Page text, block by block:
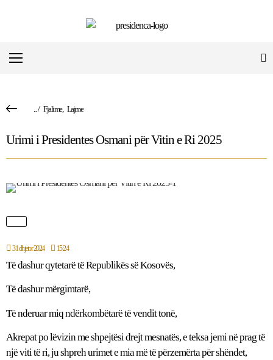
.../ Fjalime, Lajme
Urimi i Presidentes Osmani për Vitin e Ri 2025
31 dhjetor 2024 15:24
Të dashur qytetarë të Republikës së Kosovës,
Të dashur mërgimtarë,
Të nderuar miq ndërkombëtarë të vendit tonë,
Akrepat po lëvizin me shpejtësi drejt mesnatës, e teksa jemi në prag të
një viti të ri, ju shpreh urimet e mia më të përzemërta për shëndet,